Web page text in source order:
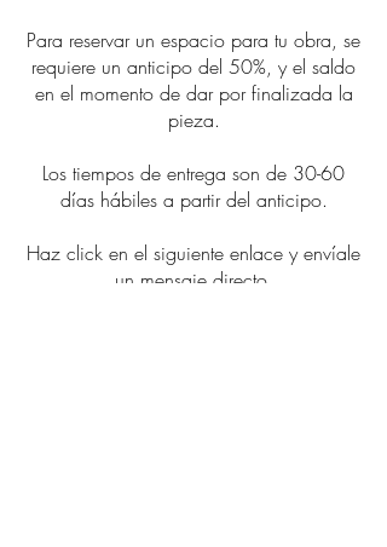
Para reservar un espacio para tu obra, se
requiere un anticipo del 50%, y el saldo
en el momento de dar por finalizada la
pieza.
Los tiempos de entrega son de 30-60
días hábiles a partir del anticipo.
Haz click en el siguiente enlace y envíale
un mensaje directo.